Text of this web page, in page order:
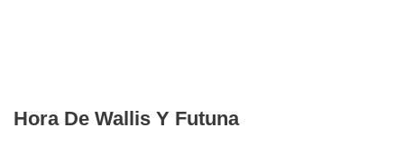
Hora De Wallis Y Futuna